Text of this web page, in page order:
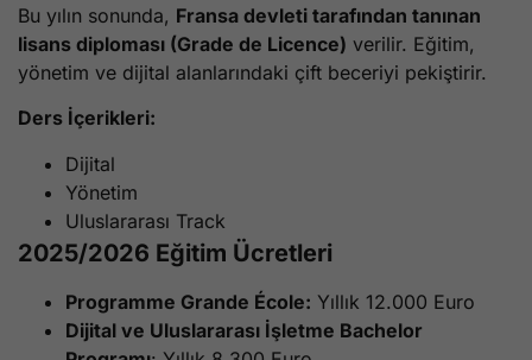
Bu yılın sonunda, Fransa devleti tarafından tanınan
lisans diploması (Grade de Licence) verilir. Eğitim,
yönetim ve dijital alanlarındaki çift beceriyi pekiştirir.
Ders İçerikleri:
Dijital
Yönetim
Uluslararası Track
2025/2026 Eğitim Ücretleri
Programme Grande École: Yıllık 12.000 Euro
Dijital ve Uluslararası İşletme Bachelor